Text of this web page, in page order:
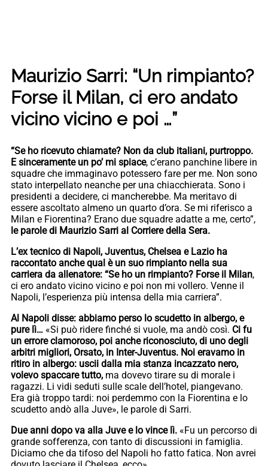
Maurizio Sarri: “Un rimpianto?
Forse il Milan, ci ero andato
vicino vicino e poi …”
“Se ho ricevuto chiamate? Non da club italiani, purtroppo.
E sinceramente un po’ mi spiace, c’erano panchine libere in
squadre che immaginavo potessero fare per me. Non sono
stato interpellato neanche per una chiacchierata. Sono i
presidenti a decidere, ci mancherebbe. Ma meritavo di
essere ascoltato almeno un quarto d’ora. Se mi riferisco a
Milan e Fiorentina? Erano due squadre adatte a me, certo”,
le parole di Maurizio Sarri al Corriere della Sera.
L’ex tecnico di Napoli, Juventus, Chelsea e Lazio ha
raccontato anche qual è un suo rimpianto nella sua
carriera da allenatore: “Se ho un rimpianto? Forse il Milan,
ci ero andato vicino vicino e poi non mi vollero. Venne il
Napoli, l’esperienza più intensa della mia carriera”.
Al Napoli disse: abbiamo perso lo scudetto in albergo, e
pure lì… «Si può ridere finché si vuole, ma andò così. Ci fu
un errore clamoroso, poi anche riconosciuto, di uno degli
arbitri migliori, Orsato, in Inter-Juventus. Noi eravamo in
ritiro in albergo: uscii dalla mia stanza incazzato nero,
volevo spaccare tutto, ma dovevo tirare su di morale i
ragazzi. Li vidi seduti sulle scale dell’hotel, piangevano.
Era già troppo tardi: noi perdemmo con la Fiorentina e lo
scudetto andò alla Juve», le parole di Sarri.
Due anni dopo va alla Juve e lo vince lì. «Fu un percorso di
grande sofferenza, con tanto di discussioni in famiglia.
Diciamo che da tifoso del Napoli ho fatto fatica. Non avrei